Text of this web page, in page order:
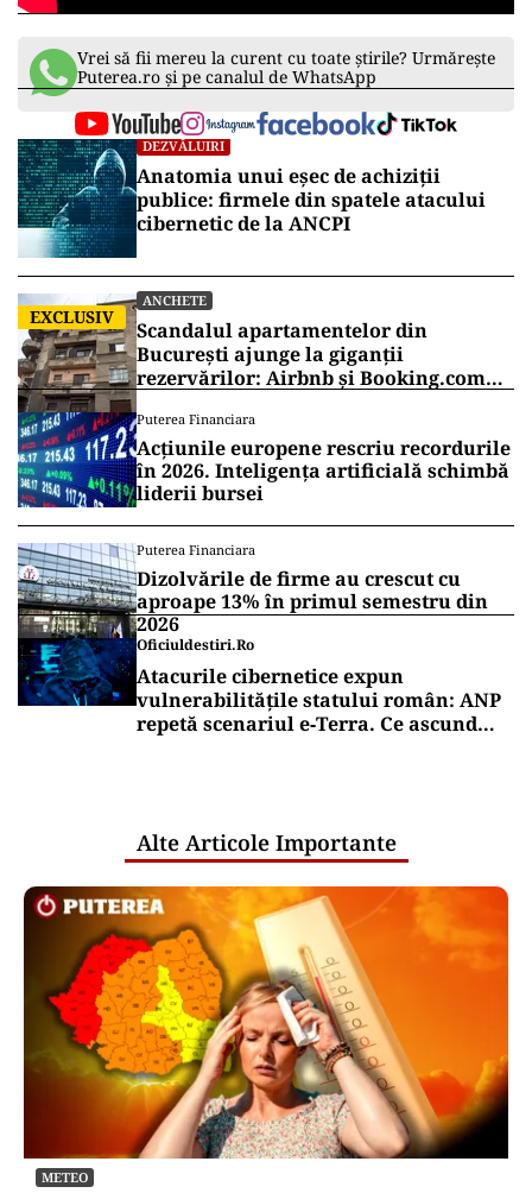
Vrei să fii mereu la curent cu toate știrile? Urmărește
Puterea.ro și pe canalul de WhatsApp
DEZVĂLUIRI
Anatomia unui eșec de achiziții
publice: firmele din spatele atacului
cibernetic de la ANCPI
EXCLUSIV
ANCHETE
Scandalul apartamentelor din
București ajunge la giganții
rezervărilor: Airbnb și Booking.com
Puterea Financiara
Acțiunile europene rescriu recordurile
în 2026. Inteligența artificială schimbă
liderii bursei
Puterea Financiara
Dizolvările de firme au crescut cu
aproape 13% în primul semestru din
2026
Oficiuldestiri.ro
Atacurile cibernetice expun
vulnerabilitățile statului român: ANP
repetă scenariul e‑Terra. Ce ascund
Alte Articole Importante
METEO